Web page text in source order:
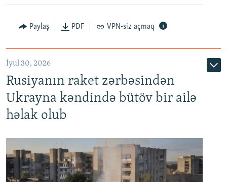
Paylaş PDF VPN-siz açmaq
İyul 30, 2026
Rusiyanın raket zərbəsindən
Ukrayna kəndində bütöv bir ailə
həlak olub